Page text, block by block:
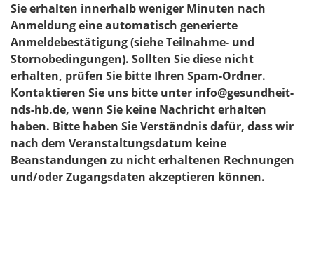
Sie erhalten innerhalb weniger Minuten nach
Anmeldung eine automatisch generierte
Anmeldebestätigung (siehe Teilnahme- und
Stornobedingungen). Sollten Sie diese nicht
erhalten, prüfen Sie bitte Ihren Spam-Ordner.
Kontaktieren Sie uns bitte unter info@gesundheit-
nds-hb.de, wenn Sie keine Nachricht erhalten
haben. Bitte haben Sie Verständnis dafür, dass wir
nach dem Veranstaltungsdatum keine
Beanstandungen zu nicht erhaltenen Rechnungen
und/oder Zugangsdaten akzeptieren können.